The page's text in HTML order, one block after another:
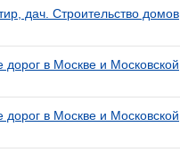
дач. Строительство домов
в Москве и Московской
в Москве и Московской